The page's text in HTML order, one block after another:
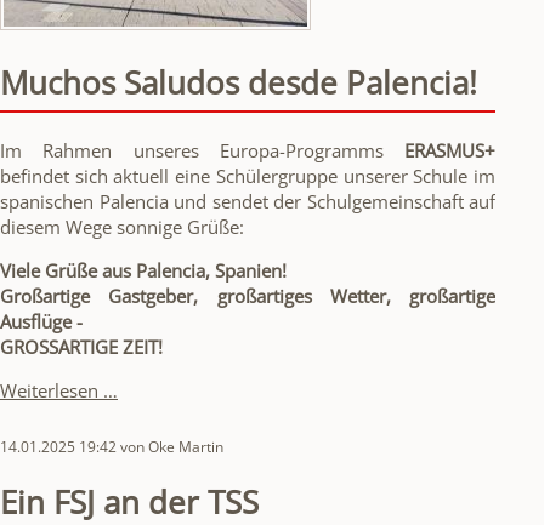
Muchos Saludos desde Palencia!
Im Rahmen unseres Europa-Programms ERASMUS+
befindet sich aktuell eine Schülergruppe unserer Schule im
spanischen Palencia und sendet der Schulgemeinschaft auf
diesem Wege sonnige Grüße:
Viele Grüße aus Palencia, Spanien!
Großartige Gastgeber, großartiges Wetter, großartige
Ausflüge -
GROSSARTIGE ZEIT!
Weiterlesen …
desde
14.01.2025 19:42 von Oke Martin
Ein FSJ an der TSS